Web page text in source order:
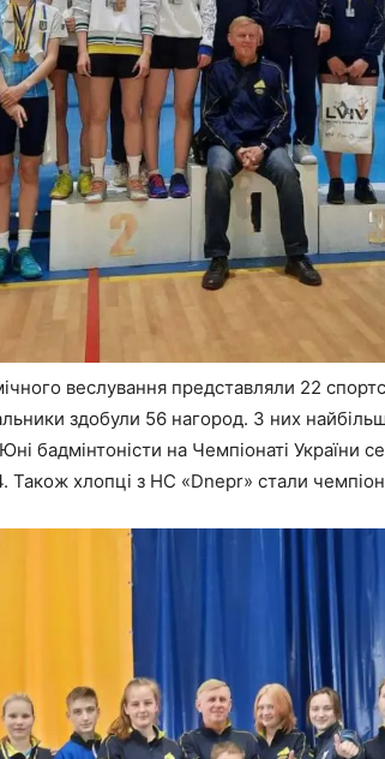
веслування представляли 22
здобули 56 нагород. З них
бадмінтоністи на Чемпіонаті України
Також хлопці з HC «Dnepr» стали